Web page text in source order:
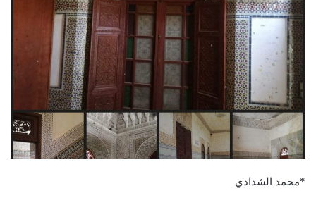
*محمد الشدادي